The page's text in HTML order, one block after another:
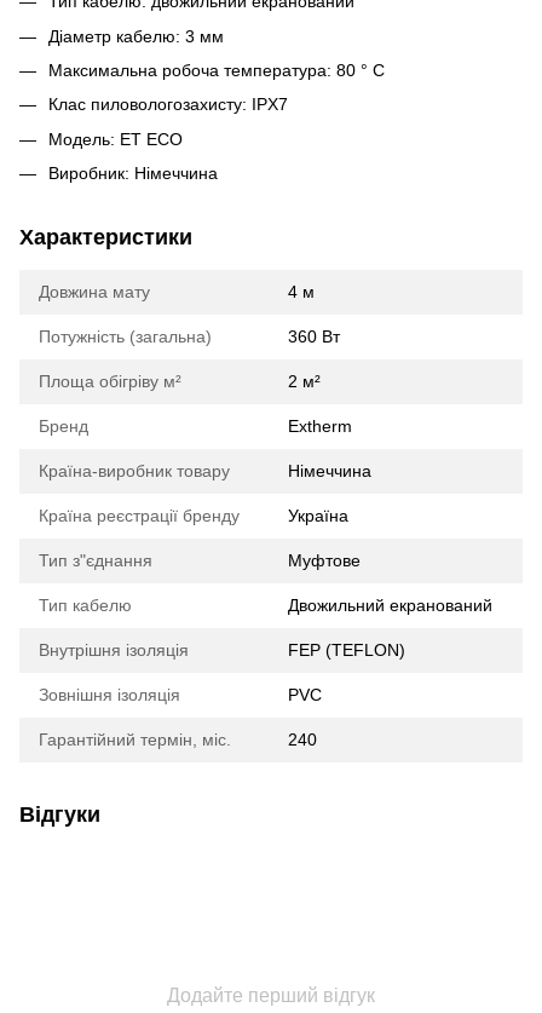
Діаметр кабелю: 3 мм
Максимальна робоча температура: 80 ° С
Клас пиловологозахисту: IPX7
Модель: ET ECO
Виробник: Німеччина
Характеристики
Довжина мату 4 м
Потужність (загальна) 360 Вт
Площа обігріву м² 2 м²
Бренд Extherm
Країна-виробник товару Німеччина
Країна реєстрації бренду Україна
Тип з"єднання Муфтове
Тип кабелю Двожильний екранований
Внутрішня ізоляція FEP (TEFLON)
Зовнішня ізоляція PVC
Гарантійний термін, міс. 240
Відгуки
Додайте перший відгук